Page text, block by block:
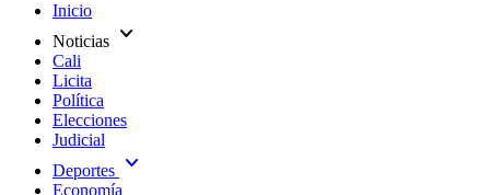
Inicio
Noticias expand_more
Cali
Licita
Política
Elecciones
Judicial
Deportes expand_more
Economía